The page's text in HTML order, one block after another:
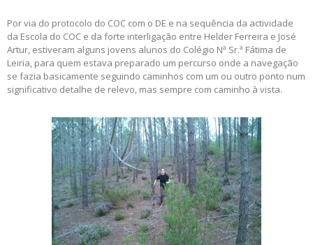
Por via do protocolo do COC com o DE e na sequência da actividade
da Escola do COC e da forte interligação entre Helder Ferreira e José
Artur, estiveram alguns jovens alunos do Colégio Nª Sr.ª Fátima de
Leiria, para quem estava preparado um percurso onde a navegação
se fazia basicamente seguindo caminhos com um ou outro ponto num
significativo detalhe de relevo, mas sempre com caminho à vista.